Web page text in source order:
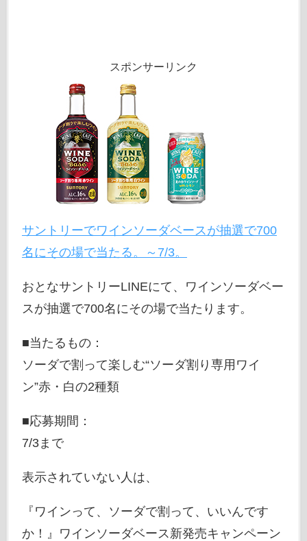
スポンサーリンク
サントリーでワインソーダベースが抽選で700
名にその場で当たる。～7/3。
おとなサントリーLINEにて、ワインソーダベー
スが抽選で700名にその場で当たります。
■当たるもの：
ソーダで割って楽しむ“ソーダ割り専用ワイ
ン”赤・白の2種類
■応募期間：
7/3まで
表示されていない人は、
『ワインって、ソーダで割って、いいんです
か！』ワインソーダベース新発売キャンペーン